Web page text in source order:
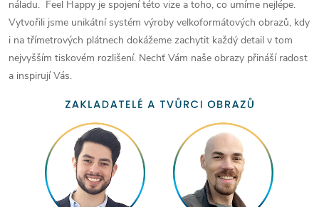
náladu. Feel Happy je spojení této vize a toho, co umíme nejlépe.
Vytvořili jsme unikátní systém výroby velkoformátových obrazů, kdy
i na třímetrových plátnech dokážeme zachytit každý detail v tom
nejvyšším tiskovém rozlišení. Nechť Vám naše obrazy přináší radost
a inspirují Vás.